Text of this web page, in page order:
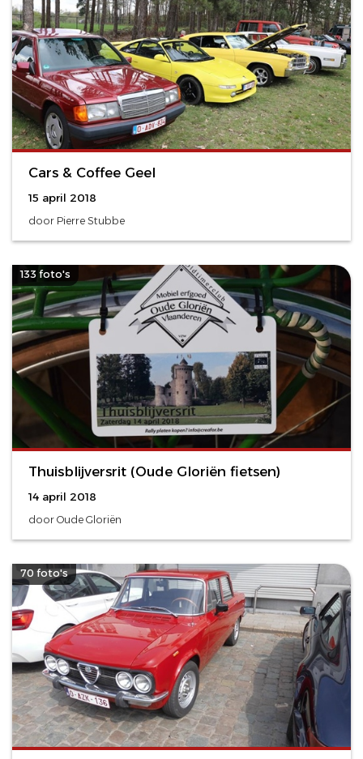
Cars & Coffee Geel
15 april 2018
door Pierre Stubbe
133 foto's
Thuisblijversrit (Oude Gloriën fietsen)
14 april 2018
door Oude Gloriën
70 foto's